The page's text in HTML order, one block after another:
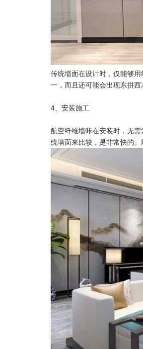
传统墙面在设计时，仅能够
一，而且还可能会出现东拼
4、安装施工
航空纤维墙咔在安装时，无
统墙面来比较，是非常快的